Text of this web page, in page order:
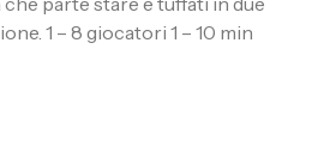
1 – 8 giocatori 1 – 10 min